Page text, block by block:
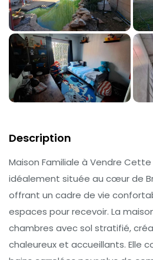
Description
Maison Familiale à Vendre
idéalement située au cœur de
offrant un cadre de vie
espaces pour recevoir. La
chambres avec sol stratifié,
chaleureux et accueillants. Elle